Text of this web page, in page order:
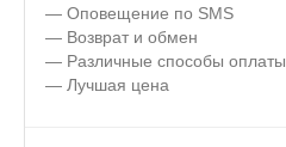
— Оповещение по SMS
— Возврат и обмен
— Различные способы оплаты
— Лучшая цена